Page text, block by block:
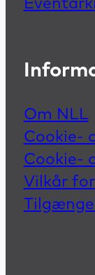
Om NLL
Cookie-
Cookie-
Vilkår